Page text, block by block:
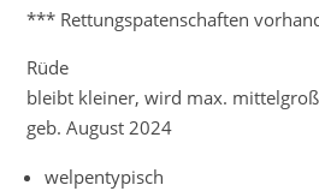
*** Rettungspatenschaften
Rüde
bleibt kleiner, wird max. mittelgroß
geb. August 2024
welpentypisch